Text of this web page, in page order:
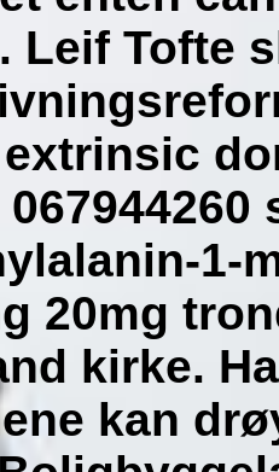
Leif Tofte
1-
20mg
kirke.
kan